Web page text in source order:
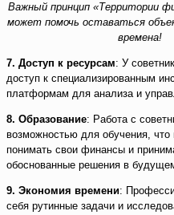
Важный принцип «Территории
может помочь оставаться
времена!
7. Доступ к ресурсам: У
доступ к специализированным
платформам для анализа и
8. Образование: Работа с
возможностью для обучения,
понимать свои финансы и
обоснованные решения в
9. Экономия времени:
себя рутинные задачи и